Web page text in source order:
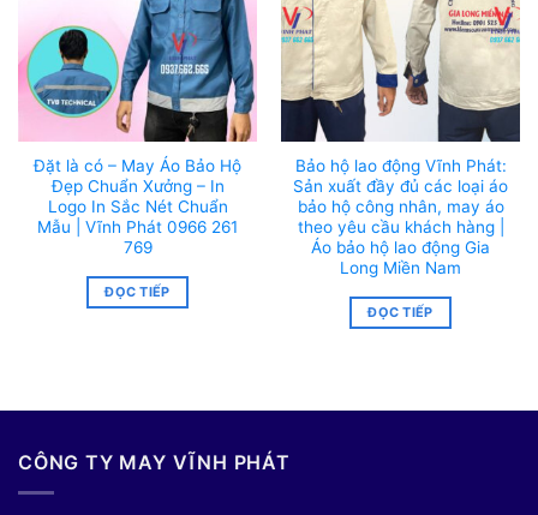
Đặt là có – May Áo Bảo Hộ
Đẹp Chuẩn Xưởng – In
Logo In Sắc Nét Chuẩn
Mẫu | Vĩnh Phát 0966 261
769
ĐỌC TIẾP
Bảo hộ lao động Vĩnh Phát:
Sản xuất đầy đủ các loại áo
bảo hộ công nhân, may áo
theo yêu cầu khách hàng |
Áo bảo hộ lao động Gia
Long Miền Nam
ĐỌC TIẾP
CÔNG TY MAY VĨNH PHÁT